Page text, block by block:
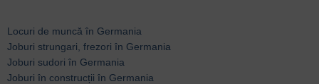
Locuri de muncă în Germania
Joburi strungari, frezori în Germania
Joburi sudori în Germania
Joburi în construcții în Germania